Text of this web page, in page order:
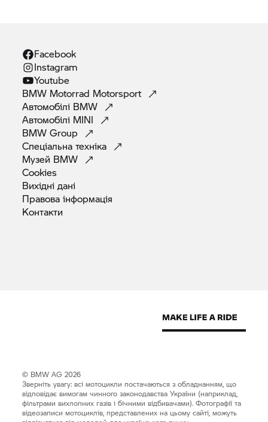
Facebook
Instagram
Youtube
BMW Motorrad Motorsport
Автомобілі BMW
Автомобілі MINI
BMWGroup
Спеціальнатехніка
Музей BMW
Cookies
Вихіднідані
Правоваінформація
Контакти
© BMW AG 2026
Зверніть увагу: всі мотоцикли постачаються з обладнанням, що
відповідає вимогам чинного законодавства України (наприклад,
фільтрами вихлопних газів і бічними відбивачами). Фотографії та
відеозаписи мотоциклів, представлених на цьому сайті, можуть